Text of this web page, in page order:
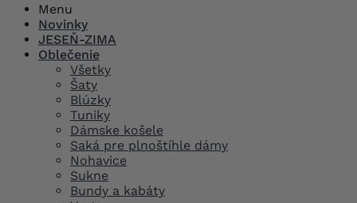
Menu
Novinky
JESEŇ-ZIMA
Oblečenie
Všetky
Šaty
Blúzky
Tuniky
Dámske košele
Saká pre plnoštíhle dámy
Nohavice
Sukne
Bundy a kabáty